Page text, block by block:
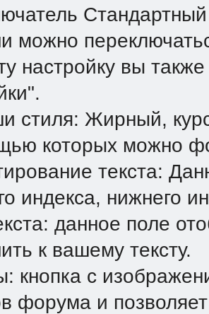
можно
настройку вы
стиля: Жирный,
которых можно
текста:
индекса, нижнего
данное поле
к вашему тексту.
кнопка с
форума и